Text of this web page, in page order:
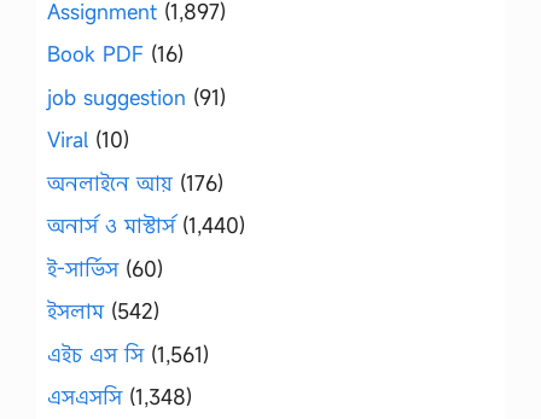
Assignment (1,897)
Book PDF (16)
job suggestion (91)
Viral (10)
অনলাইনে আয় (176)
অনার্স ও মাস্টার্স(1,440)
ই-সার্ভিস(60)
ইসলাম(542)
এইচ এস সি(1,561)
এসএসসি(1,348)